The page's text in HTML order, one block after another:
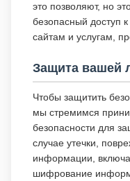
это позволяют, но
безопасный доступ
сайтам и услугам,
Защита вашей
Чтобы защитить
мы стремимся
безопасности для
случае утечки,
информации,
шифрование